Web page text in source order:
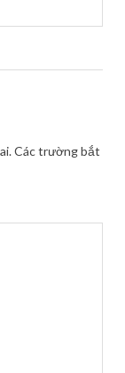
Các trường bắt